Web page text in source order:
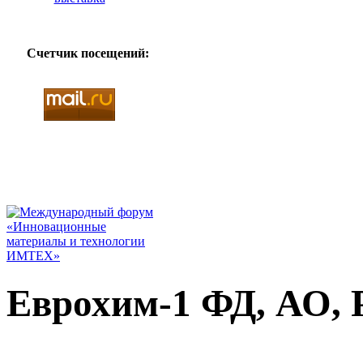
Счетчик посещений:
Еврохим-1 ФД, АО,